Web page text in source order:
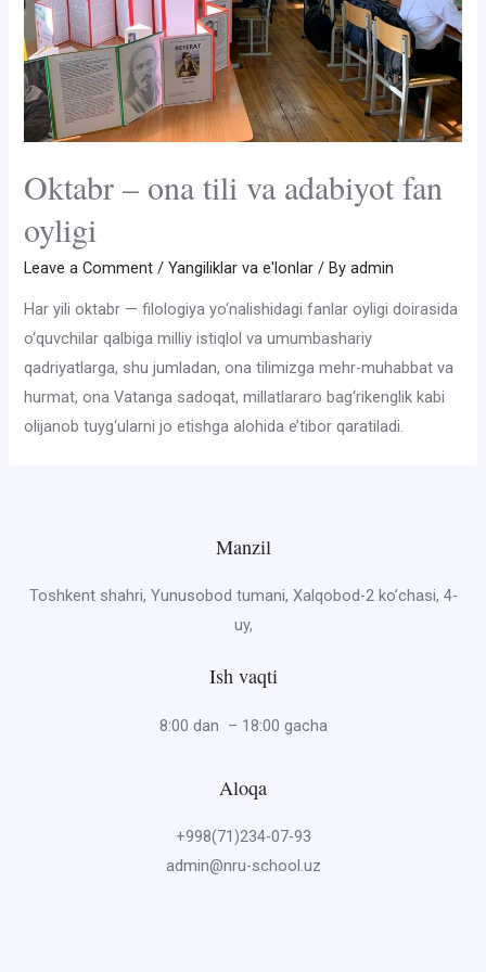
Oktabr – ona tili va adabiyot fan
oyligi
Leave a Comment /Yangiliklar va e'lonlar / Byadmin
Har yili oktabr — filologiya yo‘nalishidagi fanlar oyligi doirasida
o‘quvchilar qalbiga milliy istiqlol va umumbashariy
qadriyatlarga, shu jumladan, ona tilimizga mehr-muhabbat va
hurmat, ona Vatanga sadoqat, millatlararo bag‘rikenglik kabi
olijanob tuyg‘ularni jo etishga alohida e’tibor qaratiladi.
Manzil
Toshkent shahri, Yunusobod tumani, Xalqobod-2 ko’chasi, 4-
uy,
Ish vaqti
8:00 dan – 18:00 gacha
Aloqa
+998(71)234-07-93
admin@nru-school.uz